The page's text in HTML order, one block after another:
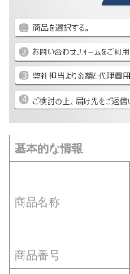
基本的な情報
商品名称
商品番号